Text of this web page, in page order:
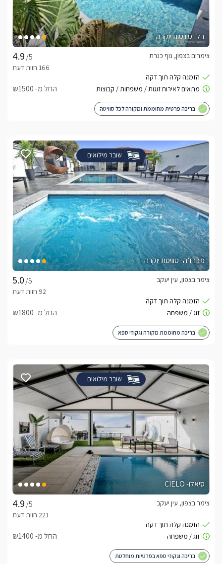
בל- סוויטות יוקרה
/5
צימרים בצפון, נוף כנרת
החל מ- ₪1500
בריכה פרטית מחוממת ומקורה לכל סוויטה
שובר מילואים
פברז’ה- סוויטת יוקרה
/5
צימר בצפון, עין יעקב
החל מ- ₪1800
בריכה מחוממת מקורה וגקוזי ספא
שובר מילואים
סיאלו- CIELO
/5
צימר בצפון, עין יעקב
החל מ- ₪1400
בריכה וגקוזי ספא בפרטיות מוחלטת